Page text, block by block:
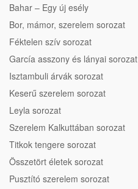
Bahar – Egy új esély
Bor, mámor, szerelem sorozat
Féktelen szív sorozat
García asszony és lányai sorozat
Isztambuli árvák sorozat
Keserű szerelem sorozat
Leyla sorozat
Szerelem Kalkuttában sorozat
Titkok tengere sorozat
Összetört életek sorozat
Pusztító szerelem sorozat